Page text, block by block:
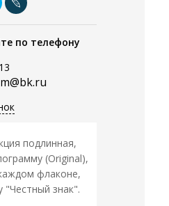
по телефону
подлинная,
(Original),
флаконе,
"Честный знак".